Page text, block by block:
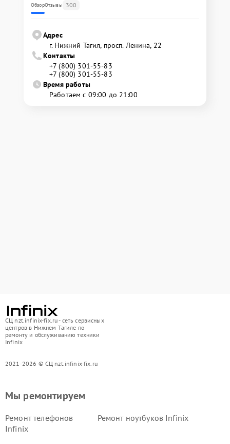
ОбзорОтзывы 300
Адрес
г. Нижний Тагил, просп. Ленина, 22
Контакты
+7 (800) 301-55-83
+7 (800) 301-55-83
Время работы
Работаем с 09:00 до 21:00
СЦ nzt.infinix-fix.ru - сеть сервисных
центров в Нижнем Тагиле по
ремонту и обслуживанию техники
Infinix
2021-2026 © СЦ nzt.infinix-fix.ru
Мы ремонтируем
Ремонт телефонов
Infinix
Ремонт ноутбуков Infinix